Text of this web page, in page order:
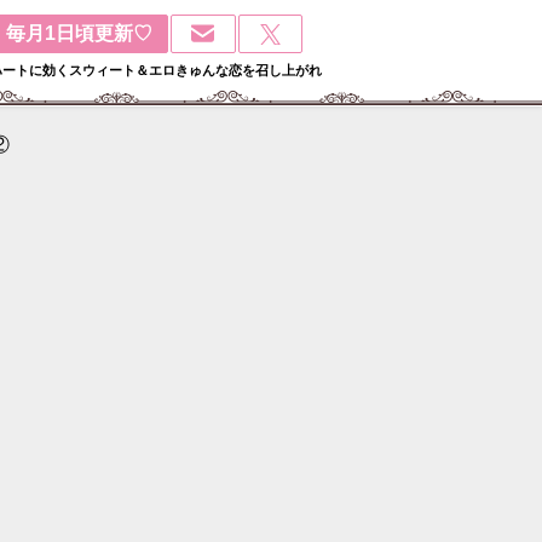
毎月1日頃更新♡
ートに効くスウィート＆エロきゅんな恋を召し上がれ